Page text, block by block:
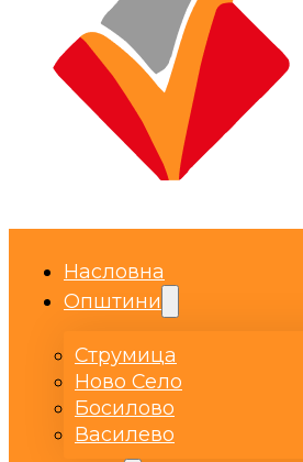
Насловна
Општини
Струмица
Ново Село
Босилово
Василево